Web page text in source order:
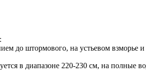
до штормового, на устьевом
в диапазоне 220-230 см, на полные